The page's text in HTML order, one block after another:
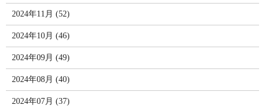
2024年11月 (52)
2024年10月 (46)
2024年09月 (49)
2024年08月 (40)
2024年07月 (37)